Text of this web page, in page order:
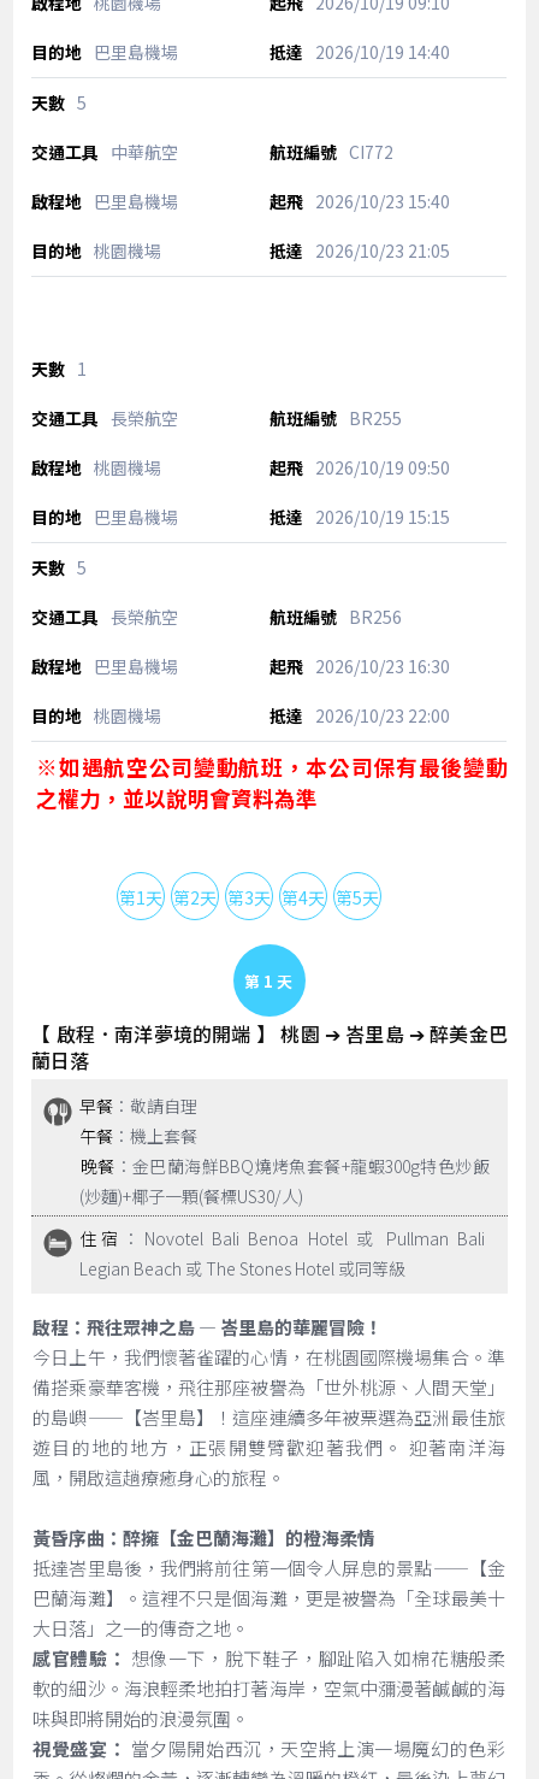
巴里島機場 2026/10/19 14:40
5
中華航空 CI772
巴里島機場 2026/10/23 15:40
桃園機場 2026/10/23 21:05
1
長榮航空 BR255
桃園機場 2026/10/19 09:50
巴里島機場 2026/10/19 15:15
5
長榮航空 BR256
巴里島機場 2026/10/23 16:30
桃園機場 2026/10/23 22:00
※如遇航空公司變動航班，本公司保有最後變動
之權力，並以說明會資料為準
第1天 第2天 第3天 第4天 第5天
Day 1
【 啟程．南洋夢境的開端 】 桃園 ➔ 峇里島 ➔ 醉美金巴
蘭日落
早餐 ：敬請自理
午餐 ：機上套餐
晚餐 ：金巴蘭海鮮BBQ燒烤魚套餐+龍蝦300g特色炒飯
(炒麵)+椰子一顆(餐標US30/人)
住宿 ：Novotel Bali Benoa Hotel 或 Pullman Bali
Legian Beach 或 The Stones Hotel 或同等級
啟程：飛往眾神之島 — 峇里島的華麗冒險！
今日上午，我們懷著雀躍的心情，在桃園國際機場集合。準
備搭乘豪華客機，飛往那座被譽為「世外桃源、人間天堂」
的島嶼——【峇里島】！這座連續多年被票選為亞洲最佳旅
遊目的地的地方，正張開雙臂歡迎著我們。 迎著南洋海
風，開啟這趟療癒身心的旅程。
黃昏序曲：醉擁【金巴蘭海灘】的橙海柔情
抵達峇里島後，我們將前往第一個令人屏息的景點——【金
巴蘭海灘】。這裡不只是個海灘，更是被譽為「全球最美十
大日落」之一的傳奇之地。
感官體驗： 想像一下，脫下鞋子，腳趾陷入如棉花糖般柔
軟的細沙。海浪輕柔地拍打著海岸，空氣中瀰漫著鹹鹹的海
味與即將開始的浪漫氛圍。
視覺盛宴： 當夕陽開始西沉，天空將上演一場魔幻的色彩